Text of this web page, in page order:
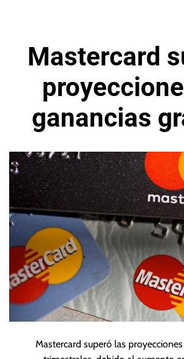
Mastercard
ganancias
al auge del
Mastercard superó las